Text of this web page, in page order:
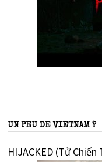
UN PEU DE VIETNAM ?
HIJACKED (Tử